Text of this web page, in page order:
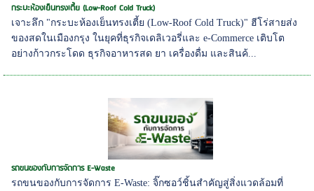
กระบะห้องเย็นทรงเตี้ย (Low-Roof Cold Truck)
เจาะลึก "กระบะห้องเย็นทรงเตี้ย (Low-Roof Cold Truck)" ฮีโร่สายส่ง
ของสดในเมืองกรุง ในยุคที่ธุรกิจเดลิเวอรี่และ e-Commerce เติบโต
อย่างก้าวกระโดด ธุรกิจอาหารสด ยา เครื่องดื่ม และสินค้...
รถขนของกับการจัดการ E-Waste
รถขนของกับการจัดการ E-Waste: จิ๊กซอว์ชิ้นสำคัญสู่สิ่งแวดล้อมที่